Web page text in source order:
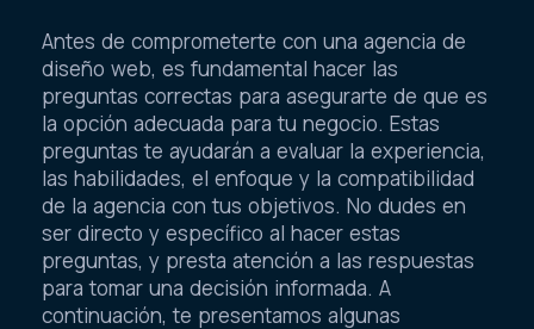
Antes de comprometerte con una agencia de
diseño web, es fundamental hacer las
preguntas correctas para asegurarte de que es
la opción adecuada para tu negocio. Estas
preguntas te ayudarán a evaluar la experiencia,
las habilidades, el enfoque y la compatibilidad
de la agencia con tus objetivos. No dudes en
ser directo y específico al hacer estas
preguntas, y presta atención a las respuestas
para tomar una decisión informada. A
continuación, te presentamos algunas